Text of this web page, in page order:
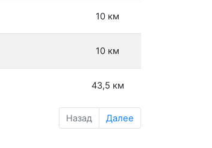
10 км
10 км
43,5 км
Назад Далее